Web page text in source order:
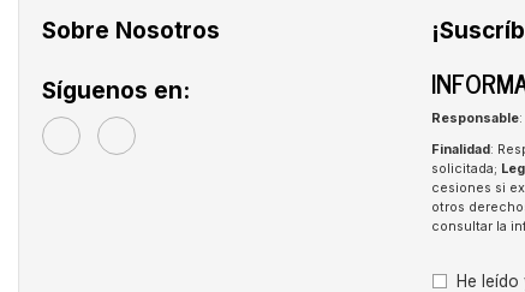
Sobre Nosotros
Síguenos en:
Responsable:
Finalidad :
solicitada;
cesiones si
otros
consultar la
He